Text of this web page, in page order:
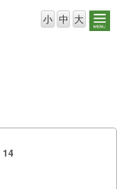
小 中 大
14